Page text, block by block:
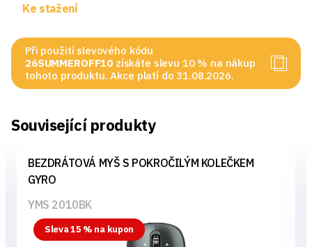
Ke stažení
Při použití slevového kódu
26SUMMEROFF10 získáte slevu 10 % na nákup
tohoto produktu. Akce platí do 31.08.2026.
Související produkty
BEZDRÁTOVÁ MYŠ S POKROČILÝM KOLEČKEM
GYRO
YMS 2010BK
Sleva 15 % na kupon